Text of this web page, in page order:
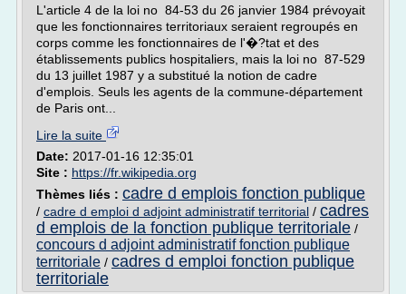
L'article 4 de la loi no 84-53 du 26 janvier 1984 prévoyait
que les fonctionnaires territoriaux seraient regroupés en
corps comme les fonctionnaires de l'�?tat et des
établissements publics hospitaliers, mais la loi no 87-529
du 13 juillet 1987 y a substitué la notion de cadre
d'emplois. Seuls les agents de la commune-département
de Paris ont...
Lire la suite
Date: 2017-01-16 12:35:01
Site : https://fr.wikipedia.org
Thèmes liés : cadre d emplois fonction publique
/ cadre d emploi d adjoint administratif territorial / cadres
d emplois de la fonction publique territoriale /
concours d adjoint administratif fonction publique
territoriale / cadres d emploi fonction publique
territoriale